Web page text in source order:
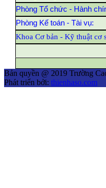
Phòng Tổ chức - Hành
Phòng Kế toán - Tài vụ:
Khoa Cơ bản - Kỹ thuật cơ
Bản quyền @ 2019 Trường
Phát triển bởi: thienhaso.com